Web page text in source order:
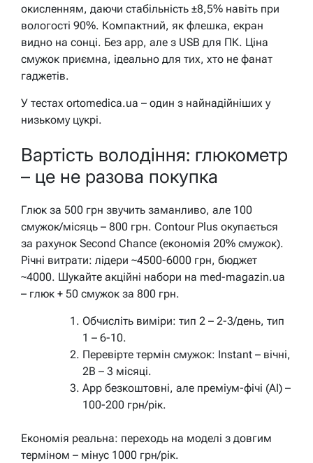
окисленням, даючи стабільність ±8,5% навіть при
вологості 90%. Компактний, як флешка, екран
видно на сонці. Без app, але з USB для ПК. Ціна
смужок приємна, ідеально для тих, хто не фанат
гаджетів.
У тестах ortomedica.ua – один з найнадійніших у
низькому цукрі.
Вартість володіння: глюкометр
– це не разова покупка
Глюк за 500 грн звучить заманливо, але 100
смужок/місяць – 800 грн. Contour Plus окупається
за рахунок Second Chance (економія 20% смужок).
Річні витрати: лідери ~4500-6000 грн, бюджет
~4000. Шукайте акційні набори на med-magazin.ua
– глюк + 50 смужок за 800 грн.
Обчисліть виміри: тип 2 – 2-3/день, тип
1 – 6-10.
Перевірте термін смужок: Instant – вічні,
2B – 3 місяці.
App безкоштовні, але преміум-фічі (AI) –
100-200 грн/рік.
Економія реальна: переходь на моделі з довгим
терміном – мінус 1000 грн/рік.